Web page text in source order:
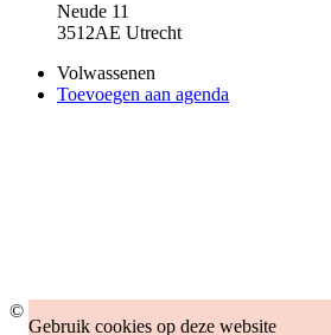
Gebruik cookies op deze website
Neude 11
3512AE Utrecht
Volwassenen
Toevoegen aan agenda
© 2026 Bibliotheek Utrecht